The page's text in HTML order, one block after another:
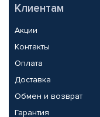
Клиентам
Акции
Контакты
Оплата
Доставка
Обмен и возврат
Гарантия